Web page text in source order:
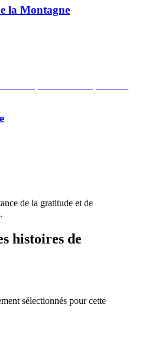
la Montagne
de la gratitude et de
histoires de
sélectionnés pour cette